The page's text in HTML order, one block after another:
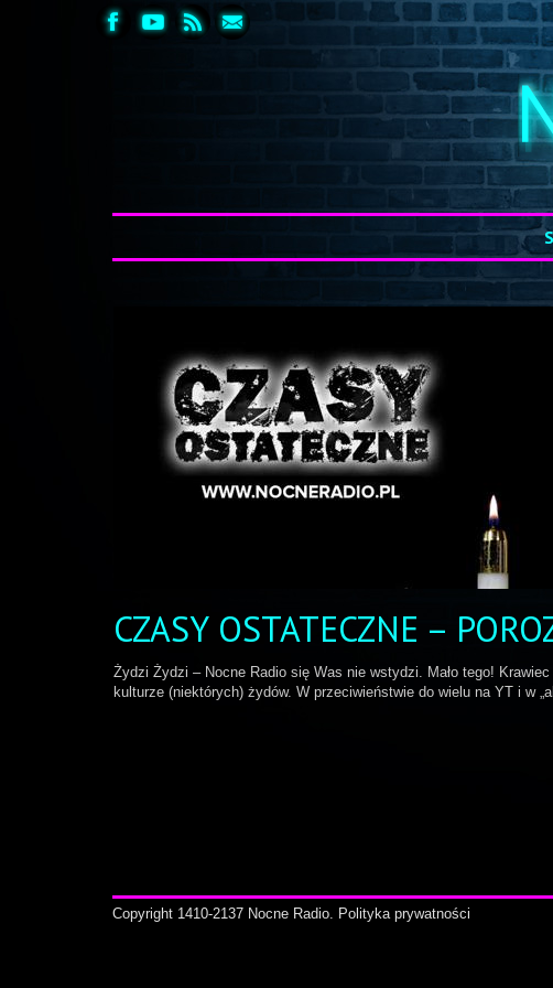
CZASY OSTATECZNE –
Żydzi Żydzi – Nocne Radio się Was nie wstydzi. Mało tego!
kulturze (niektórych) żydów. W przeciwieństwie do wielu na YT i w
Copyright 1410-2137 Nocne Radio. Polityka prywatności